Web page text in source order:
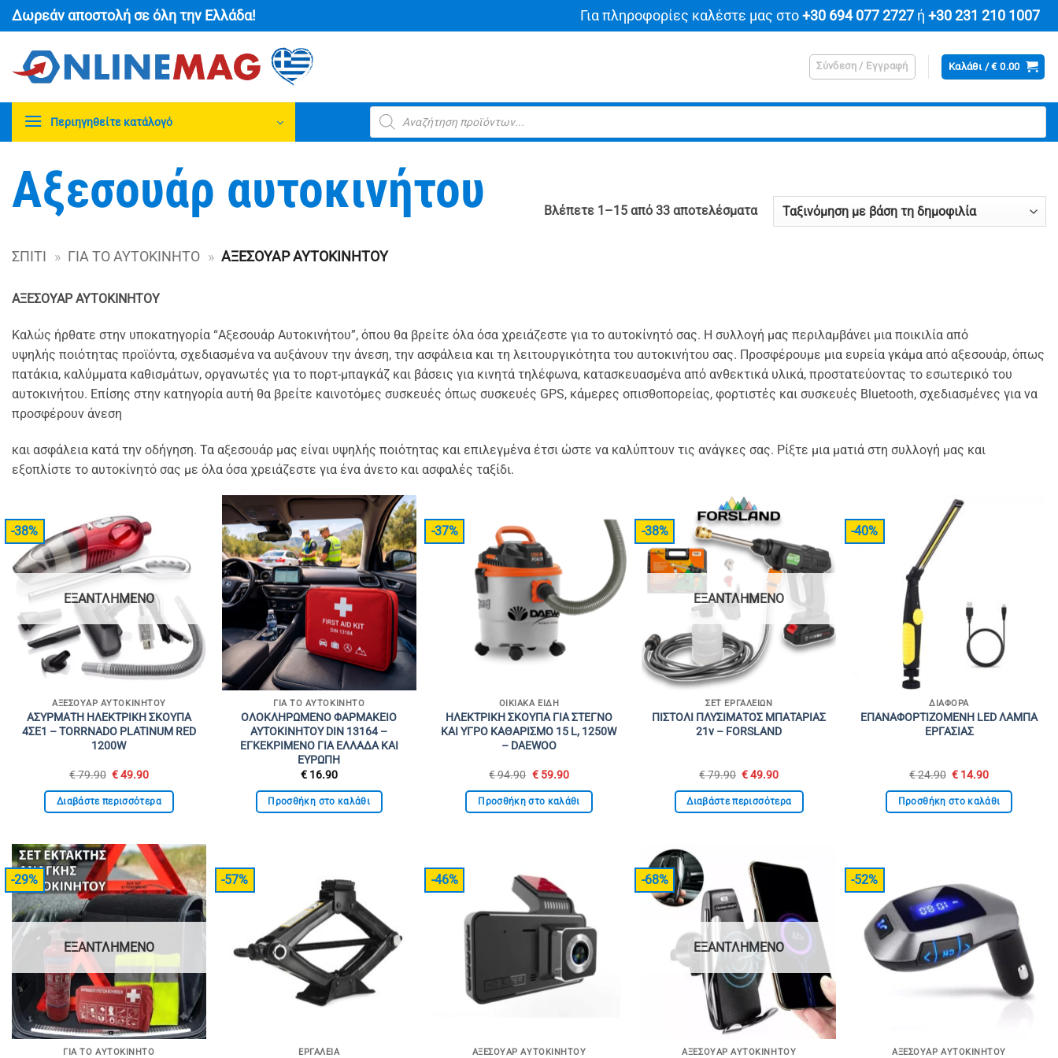
Μετάβαση
στο
περιεχόμενο
Δωρεάν αποστολή σε όλη την Ελλάδα! Για πληροφορίες καλέστε μας στο +30 694 077 2727ή +30 231 210 1007
Σύνδεση / Εγγραφή Καλάθι /€0.00
Περιηγηθείτε κατάλογό
Products
search
Αξεσουάρ αυτοκινήτου
ΣΠΊΤΙ » ΓΙΑ ΤΟ ΑΥΤΟΚΊΝΗΤΟ » ΑΞΕΣΟΥΆΡ ΑΥΤΟΚΙΝΉΤΟΥ
Βλέπετε 1–15 από 33 αποτελέσματαSorted
ΑΞΕΣΟΥΑΡ ΑΥΤΟΚΙΝΗΤΟΥ
Καλώς ήρθατε στην υποκατηγορία “Αξεσουάρ Αυτοκινήτου”, όπου θα βρείτε όλα όσα χρειάζεστε για το αυτοκίνητό σας. Η συλλογή μας περιλαμβάνει μια ποικιλία από
υψηλής ποιότητας προϊόντα, σχεδιασμένα να αυξάνουν την άνεση, την ασφάλεια και τη λειτουργικότητα του αυτοκινήτου σας. Προσφέρουμε μια ευρεία γκάμα από αξεσουάρ, όπως
πατάκια, καλύμματα καθισμάτων, οργανωτές για το πορτ-μπαγκάζ και βάσεις για κινητά τηλέφωνα, κατασκευασμένα από ανθεκτικά υλικά, προστατεύοντας το εσωτερικό του
αυτοκινήτου. Επίσης στην κατηγορία αυτή θα βρείτε καινοτόμες συσκευές όπως συσκευές GPS, κάμερες οπισθοπορείας, φορτιστές και συσκευές Bluetooth, σχεδιασμένες για να
προσφέρουν άνεση
και ασφάλεια κατά την οδήγηση. Τα αξεσουάρ μας είναι υψηλής ποιότητας και επιλεγμένα έτσι ώστε να καλύπτουν τις ανάγκες σας. Ρίξτε μια ματιά στη συλλογή μας και
εξοπλίστε το αυτοκίνητό σας με όλα όσα χρειάζεστε για ένα άνετο και ασφαλές ταξίδι.
-38%
ΕΞΑΝΤΛΗΜΈΝΟ
ΑΞΕΣΟΥΆΡ ΑΥΤΟΚΙΝΉΤΟΥ
ΑΣΥΡΜΑΤΗ ΗΛΕΚΤΡΙΚΗ ΣΚΟΥΠΑ
4ΣΕ1 – TORRNADO PLATINUM RED
1200W
€79.90 Original
was:
€ 79.90.
€49.90Η
τιμή
είναι:
Διαβάστε περισσότερα
ΓΙΑ ΤΟ ΑΥΤΟΚΊΝΗΤΟ
ΟΛΟΚΛΗΡΩΜΕΝΟ ΦΑΡΜΑΚΕΙΟ
ΑΥΤΟΚΙΝΗΤΟΥ DIN 13164 –
ΕΓΚΕΚΡΙΜΕΝΟ ΓΙΑ ΕΛΛΑΔΑ ΚΑΙ
ΕΥΡΩΠΗ
€16.90
Προσθήκη στο καλάθι
-37%
ΟΙΚΙΑΚΑ ΕΙΔΗ
ΗΛΕΚΤΡΙΚΗ ΣΚΟΥΠΑ ΓΙΑ ΣΤΕΓΝΟ
ΚΑΙ ΥΓΡΟ ΚΑΘΑΡΙΣΜΟ 15 L, 1250W
– DAEWOO
€94.90 Original
was:
€ 94.90.
€59.90Η
τιμή
είναι:
Προσθήκη στο καλάθι
-38%
ΕΞΑΝΤΛΗΜΈΝΟ
ΣΕΤ ΕΡΓΑΛΕΊΩΝ
ΠΙΣΤΟΛΙ ΠΛΥΣΙΜΑΤΟΣ ΜΠΑΤΑΡΙΑΣ
21v – FORSLAND
€79.90 Original
was:
€ 79.90.
€49.90Η
τιμή
είναι:
Διαβάστε περισσότερα
-40%
ΔΙΆΦΟΡΑ
ΕΠΑΝΑΦΟΡΤΙΖΟΜΕΝΗ LED ΛΑΜΠΑ
ΕΡΓΑΣΙΑΣ
€24.90 Original
was:
€ 24.90.
€ 14.90Η
τιμή
είναι:
Προσθήκη στο καλάθι
-29%
ΕΞΑΝΤΛΗΜΈΝΟ
ΓΙΑ ΤΟ ΑΥΤΟΚΊΝΗΤΟ
-57%
ΕΡΓΑΛΕΊΑ
-46%
ΑΞΕΣΟΥΆΡ ΑΥΤΟΚΙΝΉΤΟΥ
-68%
ΕΞΑΝΤΛΗΜΈΝΟ
ΑΞΕΣΟΥΆΡ ΑΥΤΟΚΙΝΉΤΟΥ
-52%
ΑΞΕΣΟΥΆΡ ΑΥΤΟΚΙΝΉΤΟΥ